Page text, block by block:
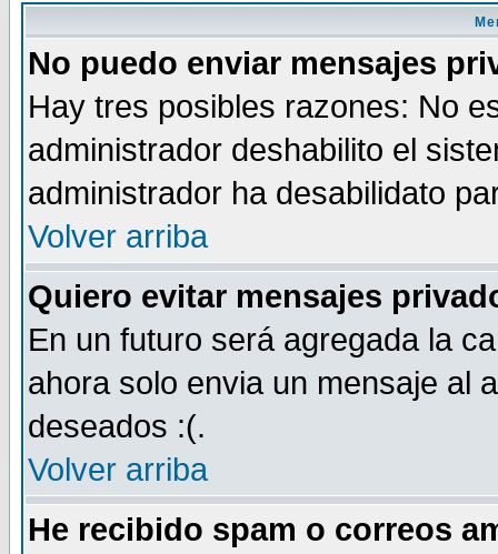
No puedo enviar mensajes
Hay tres posibles razones: No
administrador deshabilito el
administrador ha desabilidato
Volver arriba
Quiero evitar mensajes
En un futuro será agregada la
ahora solo envia un mensaje al
deseados :(.
Volver arriba
He recibido spam o correos